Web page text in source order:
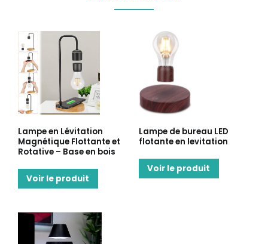
Lampe en Lévitation
Magnétique Flottante et
Rotative – Base en bois
Voir le produit
Lampe de bureau LED
flotante en levitation
Voir le produit